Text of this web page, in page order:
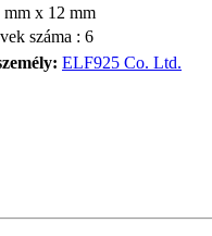
mm x 12 mm
száma : 6
ELF925 Co. Ltd.